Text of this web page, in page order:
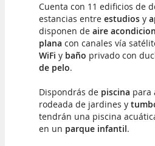
Cuenta con 11 edificios de
estancias entre estudios y
disponen de aire
plana con canales vía
WiFi y baño privado con
de pelo.
Dispondrás de piscina para
rodeada de jardines y
tendrán una piscina
en un parque infantil.